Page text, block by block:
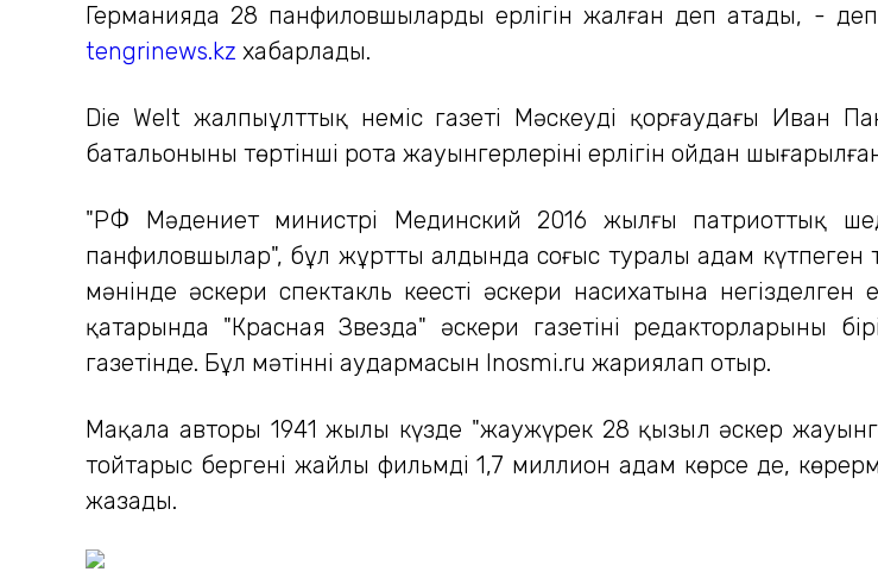
Германияда 28 панфиловшылардың ерлігін жалған деп атады, -
tengrinews.kz хабарлады.
Die Welt жалпыұлттық неміс газеті Мәскеуді қорғаудағы Иван
батальонының төртінші рота жауынгерлерінің ерлігін ойдан
"РФ Мәдениет министрі Мединский 2016 жылғы патриоттық
панфиловшылар", бұл жұрттың алдында соғыс туралы адам
мәнінде әскери спектакль кеңестің әскери насихатына
қаңтарында "Красная Звезда" әскери газетінің редакторларының
газетінде. Бұл мәтіннің аудармасын Inosmi.ru жариялап отыр.
Мақала авторы 1941 жылы күзде "жаужүрек 28 қызыл әскер
тойтарыс бергені жайлы фильмді 1,7 миллион адам көрсе де,
жазады.